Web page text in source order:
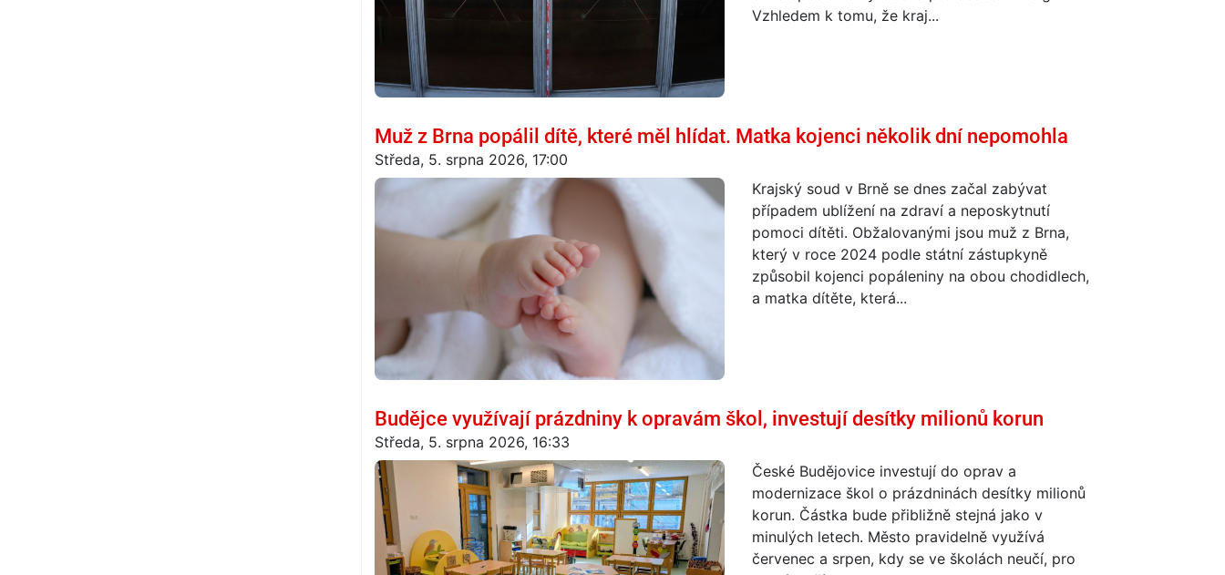
Vzhledem k tomu, že kraj...
Muž z Brna popálil dítě, které měl hlídat. Matka kojenci několik dní nepomohla
Středa, 5. srpna 2026, 17:00
Krajský soud v Brně se dnes začal zabývat
případem ublížení na zdraví a neposkytnutí
pomoci dítěti. Obžalovanými jsou muž z Brna,
který v roce 2024 podle státní zástupkyně
způsobil kojenci popáleniny na obou chodidlech,
a matka dítěte, která...
Budějce využívají prázdniny k opravám škol, investují desítky milionů korun
Středa, 5. srpna 2026, 16:33
České Budějovice investují do oprav a
modernizace škol o prázdninách desítky milionů
korun. Částka bude přibližně stejná jako v
minulých letech. Město pravidelně využívá
červenec a srpen, kdy se ve školách neučí, pro